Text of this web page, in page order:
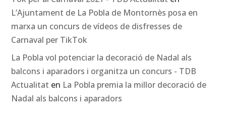
L’Ajuntament de La Pobla de Montornès posa en
marxa un concurs de vídeos de disfresses de
Carnaval per TikTok
La Pobla vol potenciar la decoració de Nadal als
balcons i aparadors i organitza un concurs - TDB
Actualitat en La Pobla premia la millor decoració de
Nadal als balcons i aparadors